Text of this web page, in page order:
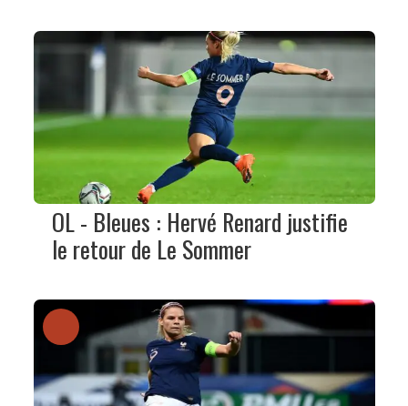
OL - Bleues : Hervé Renard justifie
le retour de Le Sommer